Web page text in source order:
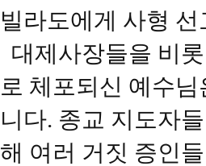
빌라도에게 사형
대제사장들을 비
로 체포되신 예수
니다. 종교 지도자
해 여러 거짓 증인